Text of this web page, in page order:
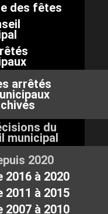
des fêtes
arrêtés
du
municipal
2020
2016 à 2020
2011 à 2015
2007 à 2010